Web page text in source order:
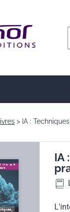
Livres IA :
IA